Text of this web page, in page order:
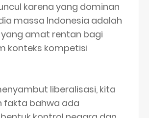
karena yang dominan
massa Indonesia adalah
amat rentan bagi
konteks kompetisi
liberalisasi, kita
fakta bahwa ada